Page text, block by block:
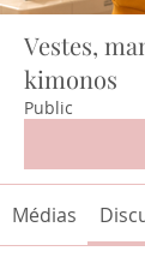
Vestes,
kimonos
Public
Médias